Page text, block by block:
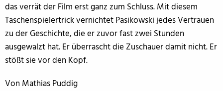
das verrät der Film erst ganz zum Schluss. Mit diesem
Taschenspielertrick vernichtet Pasikowski jedes Vertrauen
zu der Geschichte, die er zuvor fast zwei Stunden
ausgewalzt hat. Er überrascht die Zuschauer damit nicht. Er
stößt sie vor den Kopf.
Von Mathias Puddig